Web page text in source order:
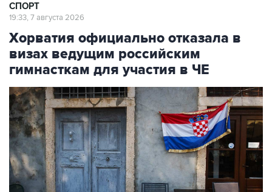
СПОРТ
19:33, 7 августа 2026
Хорватия официально отказала в
визах ведущим российским
гимнасткам для участия в ЧЕ